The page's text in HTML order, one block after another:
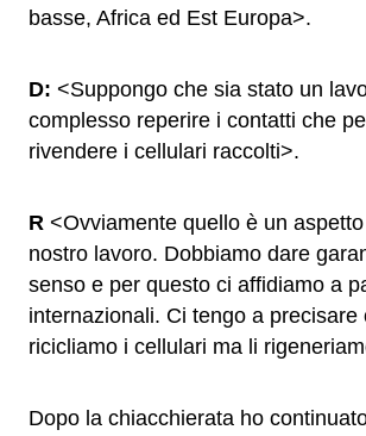
basse, Africa ed Est Europa>.
D: <Suppongo che sia stato un
complesso reperire i contatti che
rivendere i cellulari raccolti>.
R <Ovviamente quello è un
nostro lavoro. Dobbiamo dare
senso e per questo ci affidiamo a
internazionali. Ci tengo a precisare
ricicliamo i cellulari ma li
Dopo la chiacchierata ho